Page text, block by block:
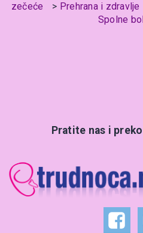
zečeće
Prehrana i zdravlje
Spolne
Pratite nas i